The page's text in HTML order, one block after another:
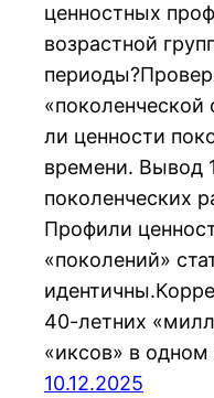
ценностных
возрастной
«поколенческой
ли ценности
времени. Вывод
поколенческих
Профили
«поколений»
40-летних
«иксов» в
10.12.2025